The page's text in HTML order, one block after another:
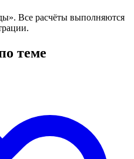
Все расчёты выполняются
теме